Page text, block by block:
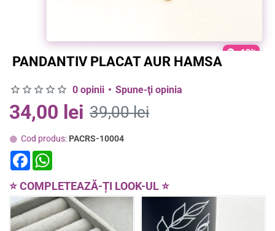
-13%
PANDANTIV PLACAT AUR HAMSA
Cod produs: PACRS-10004
0 opinii • Spune-ţi opinia
34,00 lei 39,00 lei
F
a
e
b
o
o
k
t
s
A
p
p
⭐ COMPLETEAZĂ-ȚI LOOK-UL ⭐